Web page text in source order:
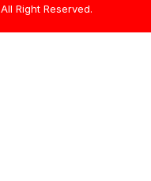
Right Reserved.